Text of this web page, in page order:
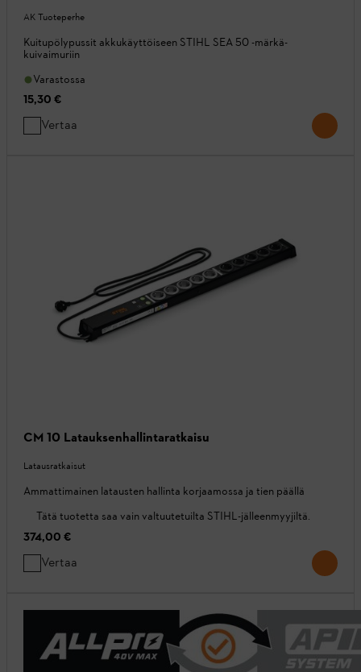
AK Tuoteperhe
Kuitupölypussit akkukäyttöiseen STIHL SEA 50 -märkä-
kuivaimuriin
Varastossa
15,30 €
Vertaa
CM 10 Latauksenhallintaratkaisu
Latausratkaisut
Ammattimainen latausten hallinta korjaamossa ja tien päällä
Tätä tuotetta saa vain valtuutetuilta STIHL-jälleenmyyjiltä.
374,00 €
Vertaa